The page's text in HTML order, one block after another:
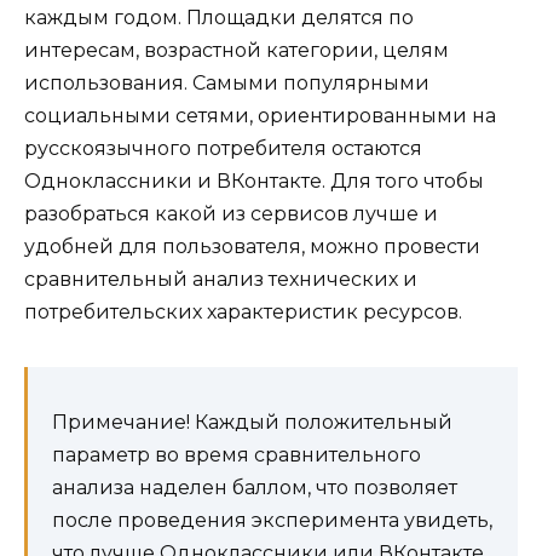
каждым годом. Площадки делятся по
интересам, возрастной категории, целям
использования. Самыми популярными
социальными сетями, ориентированными на
русскоязычного потребителя остаются
Одноклассники и ВКонтакте. Для того чтобы
разобраться какой из сервисов лучше и
удобней для пользователя, можно провести
сравнительный анализ технических и
потребительских характеристик ресурсов.
Примечание! Каждый положительный
параметр во время сравнительного
анализа наделен баллом, что позволяет
после проведения эксперимента увидеть,